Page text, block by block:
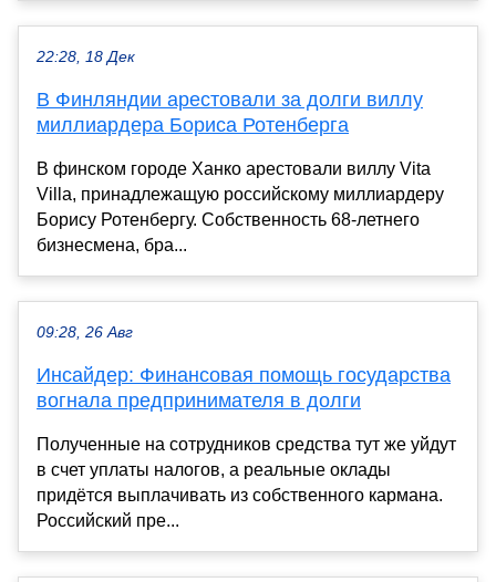
22:28, 18 Дек
В Финляндии арестовали за долги виллу
миллиардера Бориса Ротенберга
В финском городе Ханко арестовали виллу Vita
Villa, принадлежащую российскому миллиардеру
Борису Ротенбергу. Собственность 68-летнего
бизнесмена, бра...
09:28, 26 Авг
Инсайдер: Финансовая помощь государства
вогнала предпринимателя в долги
Полученные на сотрудников средства тут же уйдут
в счет уплаты налогов, а реальные оклады
придётся выплачивать из собственного кармана.
Российский пре...